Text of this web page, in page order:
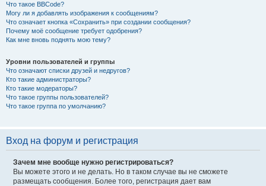
Что такое BBCode?
Могу ли я добавлять изображения к сообщениям?
Что означает кнопка «Сохранить» при создании сообщения?
Почему моё сообщение требует одобрения?
Как мне вновь поднять мою тему?
Уровни пользователей и группы
Что означают списки друзей и недругов?
Кто такие администраторы?
Кто такие модераторы?
Что такое группы пользователей?
Что такое группа по умолчанию?
Вход на форум и регистрация
Зачем мне вообще нужно регистрироваться?
Вы можете этого и не делать. Но в таком случае вы не сможете
размещать сообщения. Более того, регистрация дает вам